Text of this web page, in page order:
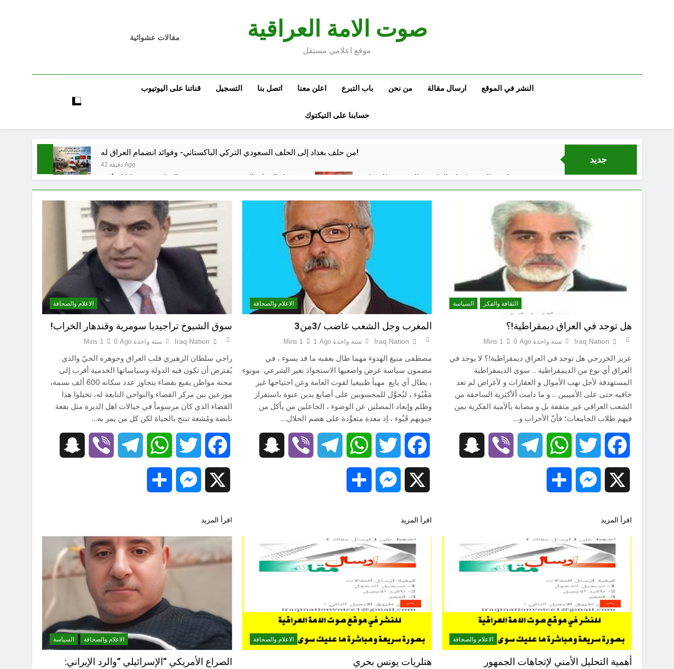
صوت الامة العراقية
موقع اعلامي مستقل
مقالات عشوائية
النشر في الموقع ارسال مقالة من نحن باب التبرع اعلن معنا اتصل بنا التسجيل قناتنا على اليوتيوب
حسابنا على التيكتوك
جديد
من حلف بغداد إلى الحلف السعودي التركي الباكستاني- وفوائد انضمام العراق له!
42 دقيقة Ago
شعراء العراق الذين بقيت قبورهم في المنافي.. ووصايا لم تُنفذ
51 دقيقة Ago
لوحة النشوة / راي الفلسفة التجريدية للانسان
ساعة واحدة Ago
الولاية التكوينية / راي الفلسفة التجريدية للانسان
ساعتين Ago
السمّ الصامت في كفّك.. حين تغتالنا الأكياس البلاستيكية
9 ساعات Ago
الكاتبان باقر الزبيدي ورياض سعد يحذران من الجولاني (ح 4) (وليأخذوا حذرهم وأسلحتهم ود الذين كفروا لو تغفلون عن أسلحتكم وأمتعتكم)
9 ساعات Ago
مقترح داعية الميدان للتعريف بتعاليم وأحكام الشرائع والأديان
9 ساعات Ago
12 ساعة Ago
اشهر لوحة عالمية للموت / راي الفلسفة التجريدية للانسان
12 ساعة Ago
الثقافة والفكر السياسة
هل توجد في العراق ديمقراطية!؟
Iraq Nation سنة واحدة Ago 0
1 Mins
عزيز الخزرجي هل توجد في العراق ديمقراطية!؟ لا يوجد في
العراق أي نوع من الديمقراطية .. سوى الديمقراطية
المستهدفة لأجل نهب الأموال و العقارات و لأغراض لم تعد
خافيه حتى على الأمييين .. و ما دامت ألأكثرية الساحقة من
الشعب العراقي غير مثقفة بل و مصابة بآلأمية الفكرية بمن
فيهم طلاب الجامعات؛ فأنّ الأحزاب و…
Facebook
Twitter
WhatsApp
Telegram
Viber
Snapchat
Messenger
اقرأ المزيد
الاعلام والصحافة
المغرب وجل الشعب غاضب /3من3
Iraq Nation سنة واحدة Ago 1
1 Mins
مصطفى منيغ الهدوء مهما طال يعقبه ما قد يسوء ، في
مضمون سياسة غرض واضعيها الاستحواذ بغير الشرعي موبوء
، يطال أي يانِع مهيأ طبيعيا لقوت العامة وعن احتياجها غير
مَفْيُوء ، ليُحوَّل للمحسوبين على أصابع يدين عنوة باستفزاز
وظلم وإبعاد المصلين عن الوضوء ، الجاعلين من يأكل من
جيوبهم قَيُوء ، إذ معدة متعوِّدة على هضم الحلال…
Facebook
Twitter
WhatsApp
Telegram
Viber
Snapchat
Messenger
اقرأ المزيد
الاعلام والصحافة
سوق الشيوخ تراجيديا سومرية وقندهار الخراب!
Iraq Nation سنة واحدة Ago 0
1 Mins
راجي سلطان الزهيري قلب العراق وجوهره الحيّ والذي
يُفترض أن تكون فيه الدولة وسياساتها الخدمية أقرب إلى
محنة مواطن يقبع بقضاء يتجاوز عدد سكانه 600 ألف نسمة،
موزعين بين مركز القضاء والنواحي التابعة له، تخيلوا هذا
القضاء الذي كان مرسوماً في خيالات اهل الديرة مثل بقعة
نابضة ومُشعة تنتج بالحياة لكن كل من يمر به…
Facebook
Twitter
WhatsApp
Telegram
Viber
Messenger
اقرأ المزيد
الاعلام والصحافة
أهمية التحليل الأمني لإتجاهات الجمهور
الاعلام والصحافة
هتلريات يونس بحري
الاعلام والصحافة السياسة
الصراع الأمريكي “الإسرائيلي “والرد الإيراني: